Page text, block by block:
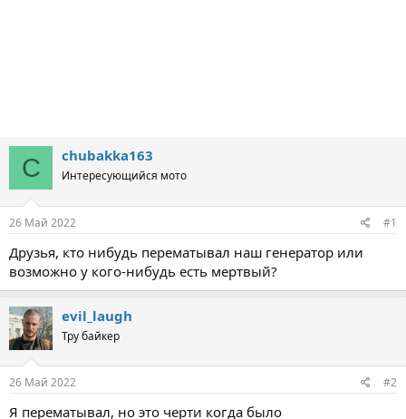
C chubakka163
Интересующийся мото
26 Май 2022 #1
Друзья, кто нибудь перематывал наш генератор или
возможно у кого-нибудь есть мертвый?
evil_laugh
Тру байкер
26 Май 2022 #2
Я перематывал, но это черти когда было